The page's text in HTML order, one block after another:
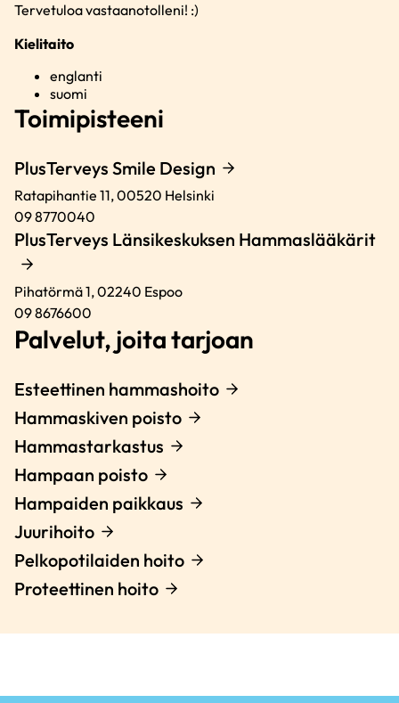
Tervetuloa vastaanotolleni! :)
Kielitaito
englanti
suomi
Toimipisteeni
PlusTerveys Smile Design
Ratapihantie 11,00520 Helsinki
09 8770040
PlusTerveys Länsikeskuksen Hammaslääkärit
Pihatörmä 1,02240 Espoo
09 8676600
Palvelut, joita tarjoan
Esteettinen hammashoito
Hammaskiven poisto
Hammastarkastus
Hampaan poisto
Hampaiden paikkaus
Juurihoito
Pelkopotilaiden hoito
Proteettinen hoito